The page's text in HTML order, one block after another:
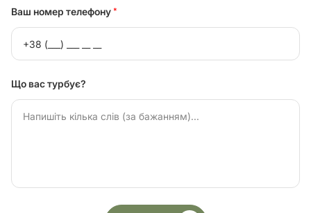
Ваш номер телефону *
Що вас турбує?